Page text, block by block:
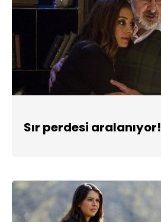
Sır perdesi aralanıyor!